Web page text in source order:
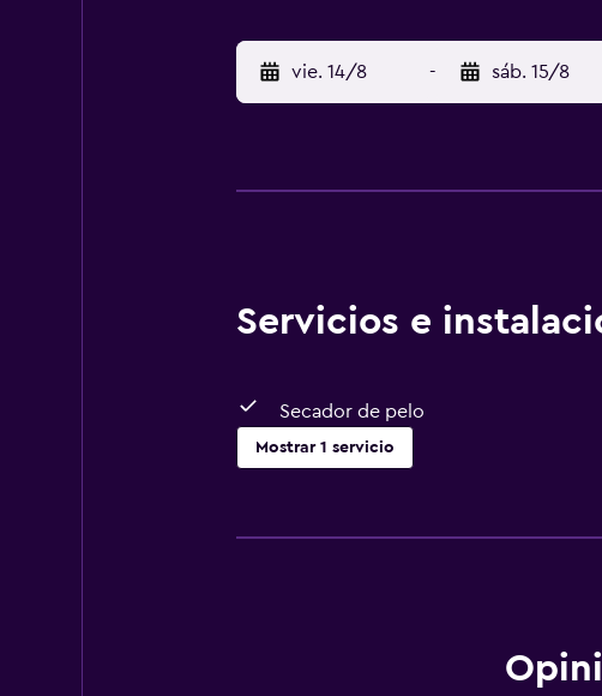
vie. 14/8 - sáb. 15/8
Servicios e
Secador de pelo
Mostrar 1 servicio
Secador de pelo